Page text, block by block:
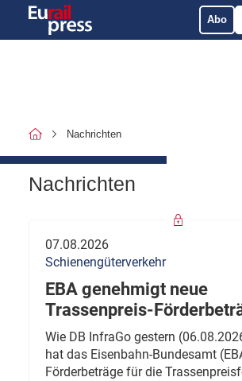
Abo
Nachrichten
Nachrichten
07.08.2026
Schienengüterverkehr
EBA genehmigt neue
Trassenpreis-
Wie DB InfraGo gestern
hat das Eisenbahn-Bundesamt
Förderbeträge für die